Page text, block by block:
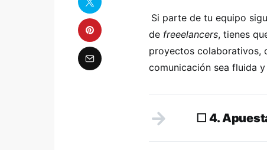
Si parte de tu equipo
de freeelancers, tienes
proyectos colaborativos,
comunicación sea fluida
☐ 4.